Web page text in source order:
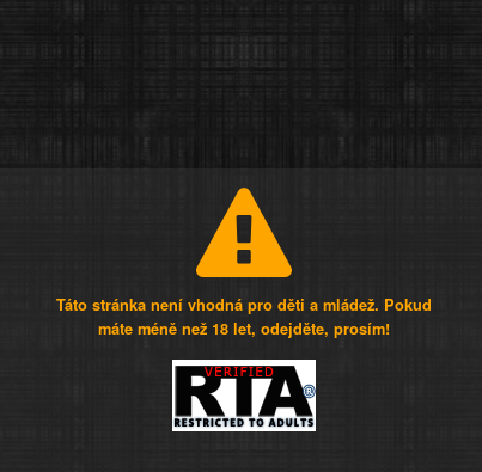
Táto stránka není vhodná pro děti a mládež. Pokud
máte méně než 18 let, odejděte, prosím!